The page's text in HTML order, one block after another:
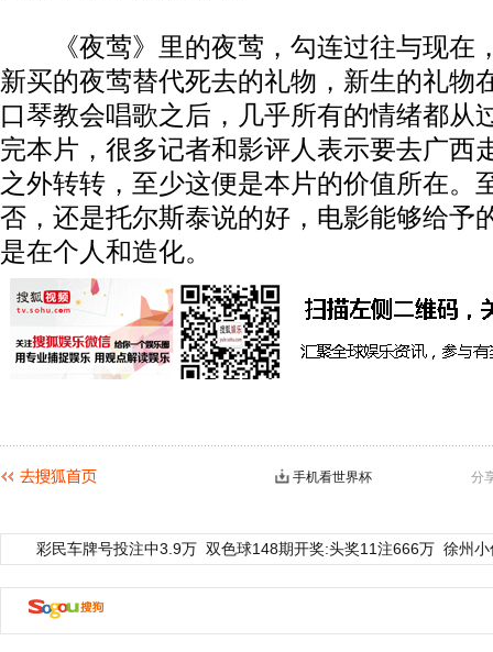
《夜莺》里的夜莺，勾连过往与现在
新买的夜莺替代死去的礼物，新生的礼物
口琴教会唱歌之后，几乎所有的情绪都从
完本片，很多记者和影评人表示要去广西
之外转转，至少这便是本片的价值所在。
否，还是托尔斯泰说的好，电影能够给予
是在个人和造化。
分
手机看世界杯
彩民车牌号投注中3.9万 双色球148期开奖:头奖11注666万 徐州